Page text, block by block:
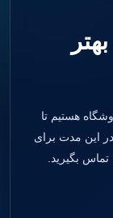
هستیم تا
این مدت برای
بگیرید.